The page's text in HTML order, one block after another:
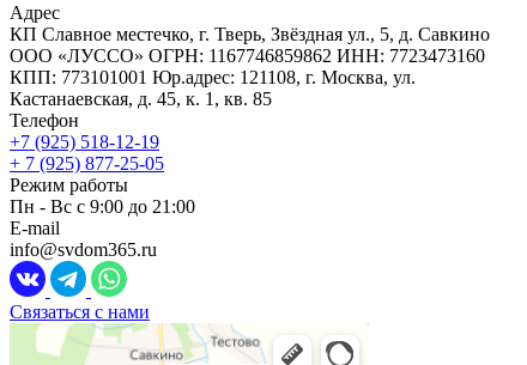
Адрес
КП Славное местечко, г. Тверь, Звёздная ул., 5, д. Савкино
ООО «ЛУССО» ОГРН: 1167746859862 ИНН: 7723473160
КПП: 773101001 Юр.адрес: 121108, г. Москва, ул.
Кастанаевская, д. 45, к. 1, кв. 85
Телефон
+7 (925) 518-12-19
+ 7 (925) 877-25-05
Режим работы
Пн - Вс с 9:00 до 21:00
E-mail
info@svdom365.ru
Связаться с нами